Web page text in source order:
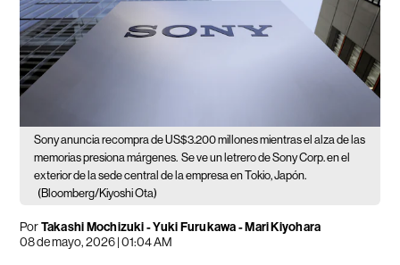
Sony anuncia recompra de US$3.200 millones mientras el alza de las
memorias presiona márgenes. Se ve un letrero de Sony Corp. en el
exterior de la sede central de la empresa en Tokio, Japón.
(Bloomberg/Kiyoshi Ota)
PorTakashi Mochizuki - Yuki Furukawa - Mari Kiyohara
08 de mayo, 2026 | 01:04 AM